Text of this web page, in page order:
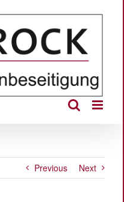
Previous Next